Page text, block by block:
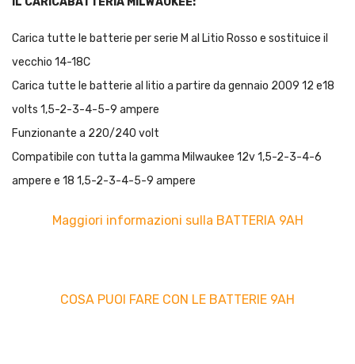
Carica tutte le batterie per serie M al Litio Rosso e sostituice il
vecchio 14-18C
Carica tutte le batterie al litio a partire da gennaio 2009 12 e18
volts 1,5-2-3-4-5-9 ampere
Funzionante a 220/240 volt
Compatibile con tutta la gamma Milwaukee 12v 1,5-2-3-4-6
ampere e 18 1,5-2-3-4-5-9 ampere
Maggiori informazioni sulla BATTERIA 9AH
COSA PUOI FARE CON LE BATTERIE 9AH